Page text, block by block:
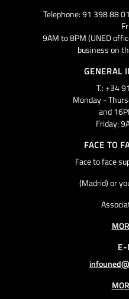
Telephone: 91 398 88
9AM to 8PM (UNED
business on
GENERAL
T.: +34
Monday -
and
Friday:
FACE TO
Face to face
(Madrid) or